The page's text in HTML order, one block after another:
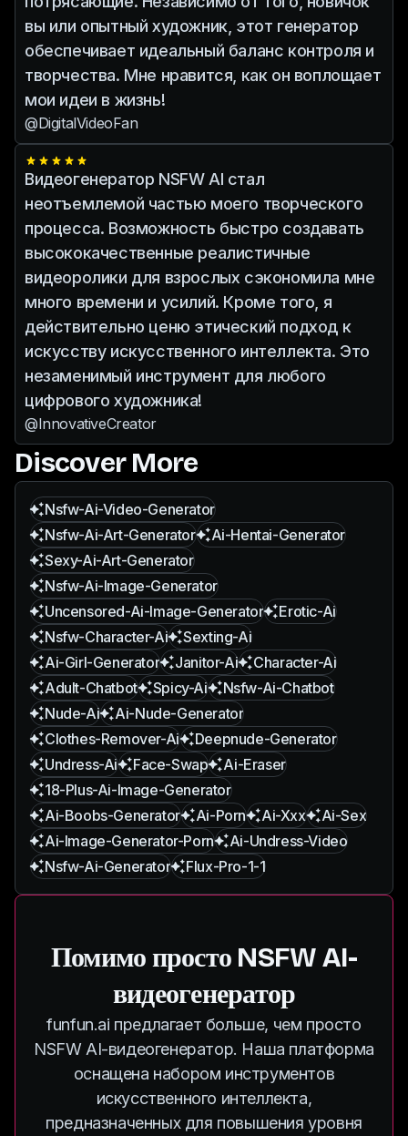
вы или опытный художник, этот генератор
обеспечивает идеальный баланс контроля и
творчества. Мне нравится, как он воплощает
мои идеи в жизнь!
@DigitalVideoFan
Видеогенератор NSFW AI стал
неотъемлемой частью моего творческого
процесса. Возможность быстро создавать
высококачественные реалистичные
видеоролики для взрослых сэкономила мне
много времени и усилий. Кроме того, я
действительно ценю этический подход к
искусству искусственного интеллекта. Это
незаменимый инструмент для любого
цифрового художника!
@InnovativeCreator
Discover More
Nsfw-Ai-Video-Generator
Nsfw-Ai-Art-Generator
Ai-Hentai-Generator
Sexy-Ai-Art-Generator
Nsfw-Ai-Image-Generator
Uncensored-Ai-Image-Generator
Erotic-Ai
Nsfw-Character-Ai
Sexting-Ai
Ai-Girl-Generator
Janitor-Ai
Character-Ai
Adult-Chatbot
Spicy-Ai
Nsfw-Ai-Chatbot
Nude-Ai
Ai-Nude-Generator
Clothes-Remover-Ai
Deepnude-Generator
Undress-Ai
Face-Swap
Ai-Eraser
18-Plus-Ai-Image-Generator
Ai-Boobs-Generator
Ai-Porn Ai-Xxx
Ai-Sex
Ai-Image-Generator-Porn
Ai-Undress-Video
Nsfw-Ai-Generator
Flux-Pro-1-1
Помимо просто NSFW AI-
видеогенератор
funfun.ai предлагает больше, чем просто
NSFW AI-видеогенератор. Наша платформа
оснащена набором инструментов
искусственного интеллекта,
предназначенных для повышения уровня